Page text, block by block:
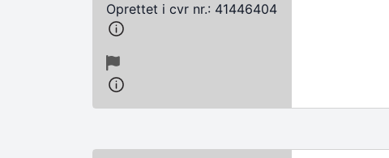
Oprettet i cvr nr.: 41446404